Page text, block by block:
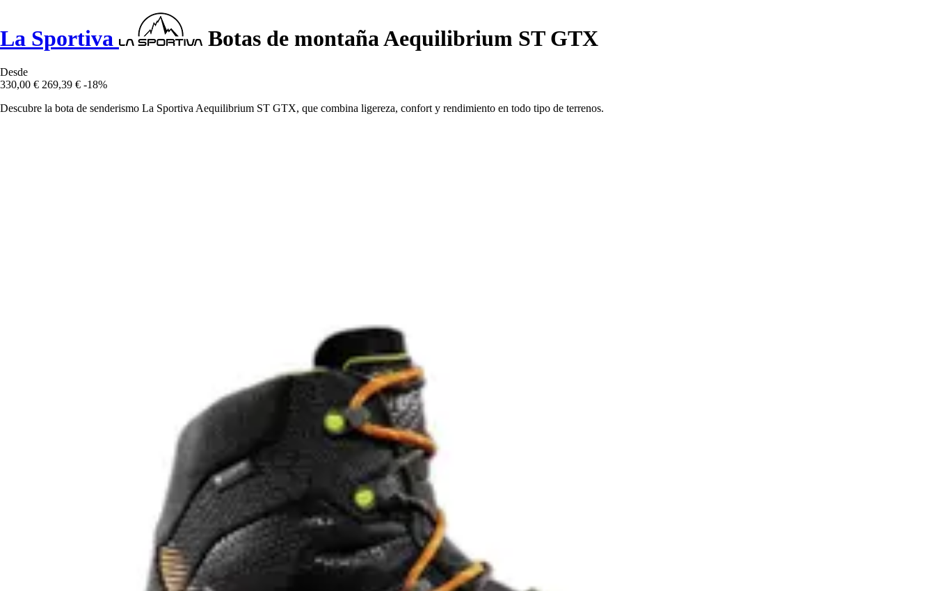
La Sportiva Botas de montaña Aequilibrium ST GTX
Desde
330,00 € 269,39 € -18%
Descubre la bota de senderismo La Sportiva Aequilibrium ST GTX, que combina ligereza, confort y rendimiento en todo tipo de terrenos.